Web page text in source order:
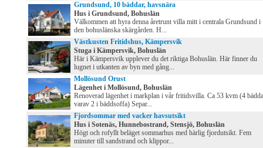
Grundsund, 10 bäddar, havsnära
Hus i Grundsund, Bohuslän
Välkommen att hyra denna åretrunt villa mitt i centrala Grundsund i
den bohuslänska skärgården. H...
Västkusten Fritidshus, Kämpersvik
Stuga i Kämpersvik, Bohuslän
Här i Kämpersvik upplever du det riktiga Bohuslän. Här finner du
lugnet i utkanten av byn med gång...
Mollösund Orust
Lägenhet i Mollösund, Bohuslän
Renoverad lägenhet i markplan i vår fritidsvilla. Ca 53 kvm (4
varav 2 i bäddsoffa) Separ...
Fjordsommar med vacker havsutsikt
Hus i Sotenäs, Hunnebostrand, Stensjö, Bohuslän
Högt och rofyllt beläget sommarhus med härlig fjordutsikt. Fem
minuter till sandstrand och klippor...